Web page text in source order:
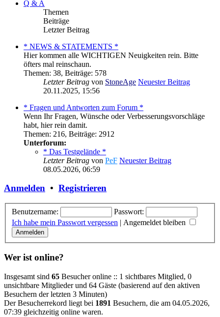
Q & A
Themen
Beiträge
Letzter Beitrag
* NEWS & STATEMENTS *
Hier kommen alle WICHTIGEN Neuigkeiten rein. Bitte
öfters mal reinschaun.
Themen: 38, Beiträge: 578
Letzter Beitrag von StoneAge Neuester Beitrag
20.11.2025, 15:56
* Fragen und Antworten zum Forum *
Wenn Ihr Fragen, Wünsche oder Verbesserungsvorschläge
habt, hier rein damit.
Themen: 216, Beiträge: 2912
Unterforum:
* Das Testgelände *
Letzter Beitrag von PeF Neuester Beitrag
08.05.2026, 06:59
Anmelden • Registrieren
Benutzername:
Passwort:
Ich habe mein Passwort vergessen | Angemeldet bleiben
Wer ist online?
Insgesamt sind 65 Besucher online :: 1 sichtbares Mitglied, 0
unsichtbare Mitglieder und 64 Gäste (basierend auf den aktiven
Besuchern der letzten 3 Minuten)
Der Besucherrekord liegt bei 1891 Besuchern, die am 04.05.2026,
07:39 gleichzeitig online waren.